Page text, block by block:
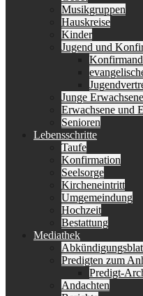
Musikgruppen
Hauskreise
Kinder
Jugend und
Junge Erwachsene
Erwachsene und
Senioren
Lebensschritte
Taufe
Konfirmation
Seelsorge
Kircheneintritt
Umgemeindung
Hochzeit
Bestattung
Mediathek
Predigten zum
Predigt-
Andachten